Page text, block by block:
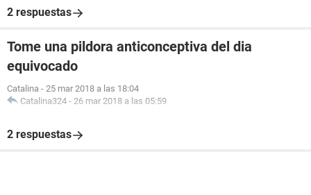
2 respuestas
Tome una pildora anticonceptiva del dia
equivocado
Catalina - 25 mar 2018 a las 18:04
Catalina324 - 26 mar 2018 a las 05:59
2 respuestas